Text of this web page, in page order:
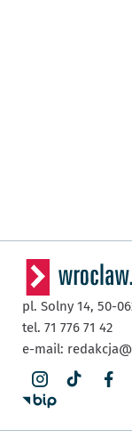
pl. Solny 14, 50-
tel. 71 776 71 42
e-mail: